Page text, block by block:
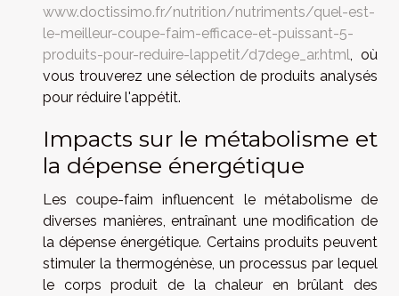
www.doctissimo.fr/nutrition/nutriments/quel-est-
le-meilleur-coupe-faim-efficace-et-puissant-5-
produits-pour-reduire-lappetit/d7de9e_ar.html, où
vous trouverez une sélection de produits analysés
pour réduire l'appétit.
Impacts sur le métabolisme et
la dépense énergétique
Les coupe-faim influencent le métabolisme de
diverses manières, entraînant une modification de
la dépense énergétique. Certains produits peuvent
stimuler la thermogénèse, un processus par lequel
le corps produit de la chaleur en brûlant des